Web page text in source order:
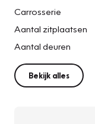
Carrosserie
Aantal zitplaatsen
Aantal deuren
Bekijk alles